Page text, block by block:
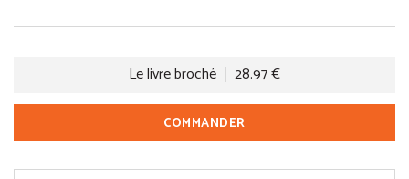
Le livre broché 28.97 €
COMMANDER